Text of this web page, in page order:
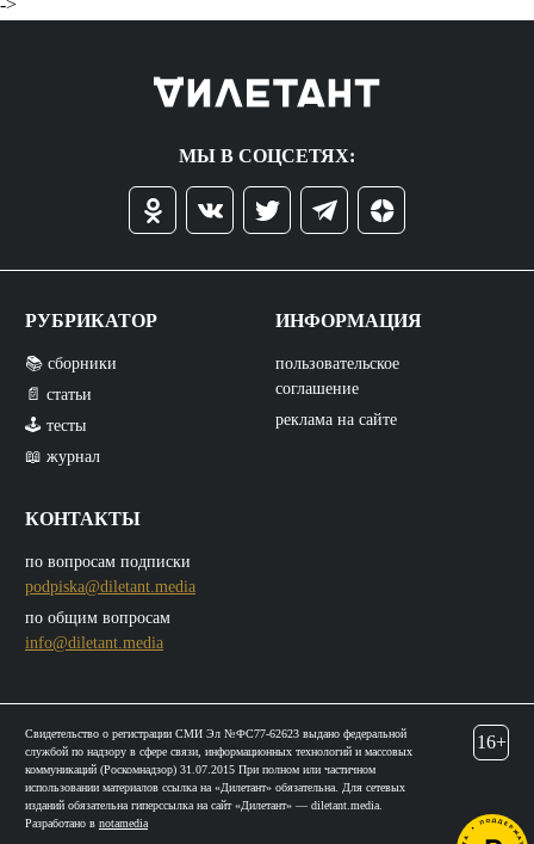
->
МЫ В СОЦСЕТЯХ:
РУБРИКАТОР
📚 сборники
📄 статьи
🕹️ тесты
📖 журнал
КОНТАКТЫ
по вопросам подписки
podpiska@diletant.media
по общим вопросам
info@diletant.media
ИНФОРМАЦИЯ
пользовательское
соглашение
реклама на сайте
Свидетельство о регистрации СМИ Эл №ФС77-62623 выдано федеральной
службой по надзору в сфере связи, информационных технологий и массовых
коммуникаций (Роскомнадзор) 31.07.2015 При полном или частичном
использовании материалов ссылка на «Дилетант» обязательна. Для сетевых
изданий обязательна гиперссылка на сайт «Дилетант» — diletant.media.
Разработано в notamedia
16+